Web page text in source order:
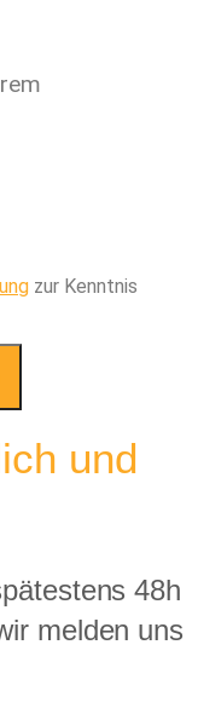
zur Kenntnis
und
48h
melden uns